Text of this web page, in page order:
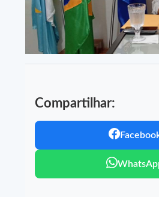
Compartilhar: